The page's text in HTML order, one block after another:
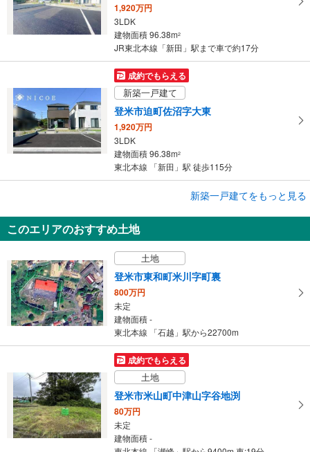
1,920万円
3LDK
建物面積 96.38m2
JR東北本線「新田」駅まで車で約17分
成約でもらえる
新築一戸建て
登米市迫町佐沼字大東
1,920万円
3LDK
建物面積 96.38m2
東北本線 「新田」駅 徒歩115分
登米市迫町佐沼字大東
建物面積 96.38m2
JR東北本線「新田」駅まで車で約17分
新築一戸建てをもっと見る
このエリアのおすすめ土地
土地
登米市東和町米川字町裏
800万円
未定
建物面積 -
東北本線 「石越」駅から22700m
成約でもらえる
土地
登米市米山町中津山字谷地渕
80万円
未定
建物面積 -